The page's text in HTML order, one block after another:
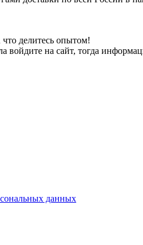
делитесь опытом!
на сайт, тогда
данных